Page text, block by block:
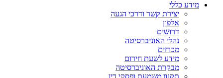
מידע כללי
יצירת קשר ודרכי הגעה
אלפון
דרושים
נהלי האוניברסיטה
מכרזים
מידע לשעת חירום
מבקרת האוניברסיטה